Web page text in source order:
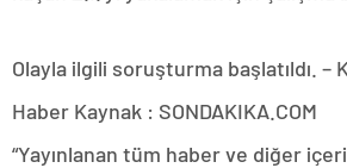
Olayla ilgili soruşturma başlatıldı. –
Haber Kaynak : SONDAKIKA.COM
“Yayınlanan tüm haber ve diğer